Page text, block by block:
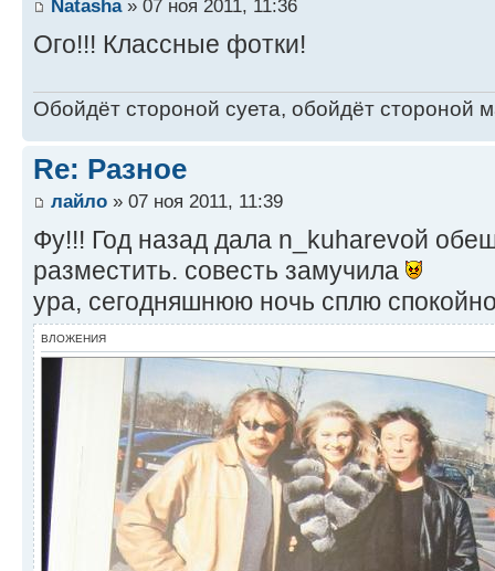
Natasha» 07 ноя 2011, 11:36
Ого!!! Классные фотки!
Обойдёт стороной суета, обойдёт стороной
Re: Разное
лайло » 07 ноя 2011, 11:39
Фу!!! Год назад дала n_kuharevой
разместить. совесть замучила
ура, сегодняшнюю ночь сплю
ВЛОЖЕНИЯ